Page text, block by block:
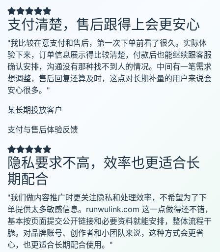
支付清楚，售后跟得上会更安心
"我比较在意支付和售后，第一次下单前看了很久。实际体
验下来，订单信息展示得比较清楚，付款后也能继续跟客服
确认安排，沟通没有那种找不到人的情况。中间有一笔需求
想调整，售后回复还算及时，这点对长期补量的用户来说会
安心很多。"
某长期投放客户
支付与售后体验反馈
隐私要求不高，效率也更适合长
期配合
"我们做内容推广时更关注隐私和处理效率，不希望为了下
单提供太多敏感信息。runwulink.com 这一点做得还不错，
基本按页面提交公开链接和必要资料就能安排，整体流程干
脆。对品牌账号、创作者和小团队来说，这种方式会更省
心，也更适合长期配合使用。"